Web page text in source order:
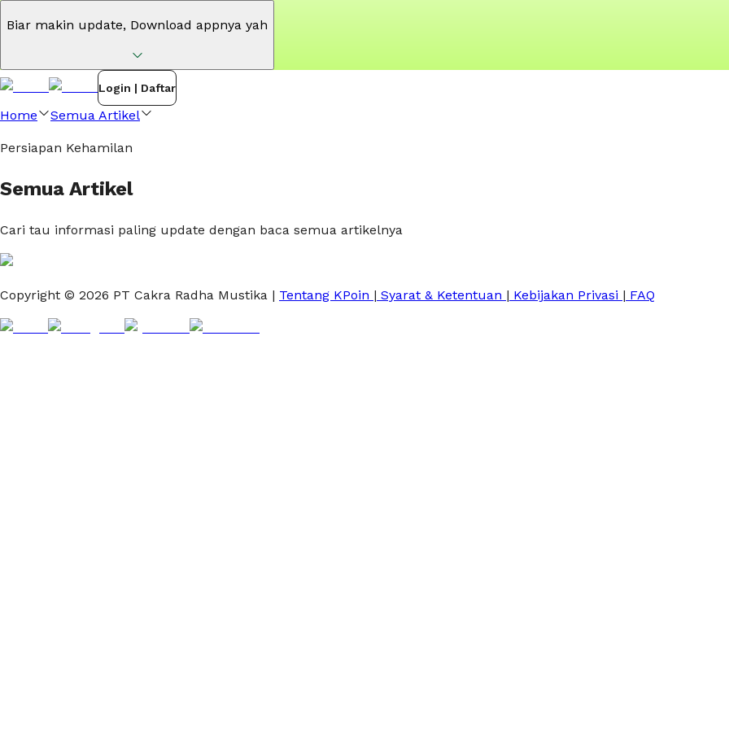
Biar makin update, Download appnya yah
Login | Daftar
Home Semua Artikel
Persiapan Kehamilan
Semua Artikel
Cari tau informasi paling update dengan baca semua artikelnya
Copyright © 2026 PT Cakra Radha Mustika | Tentang KPoin | Syarat & Ketentuan | Kebijakan Privasi | FAQ